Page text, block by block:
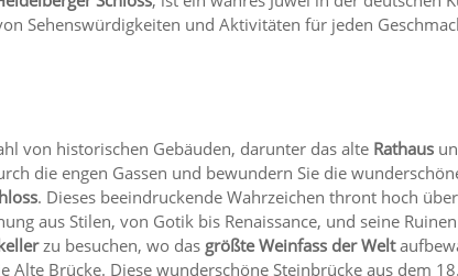
Sehenswürdigkeiten und Aktivitäten für jeden
von historischen Gebäuden, darunter das alte Rathaus
die engen Gassen und bewundern Sie die
. Dieses beeindruckende Wahrzeichen thront hoch
aus Stilen, von Gotik bis Renaissance, und seine
zu besuchen, wo das größte Weinfass der Welt
Alte Brücke. Diese wunderschöne Steinbrücke aus dem